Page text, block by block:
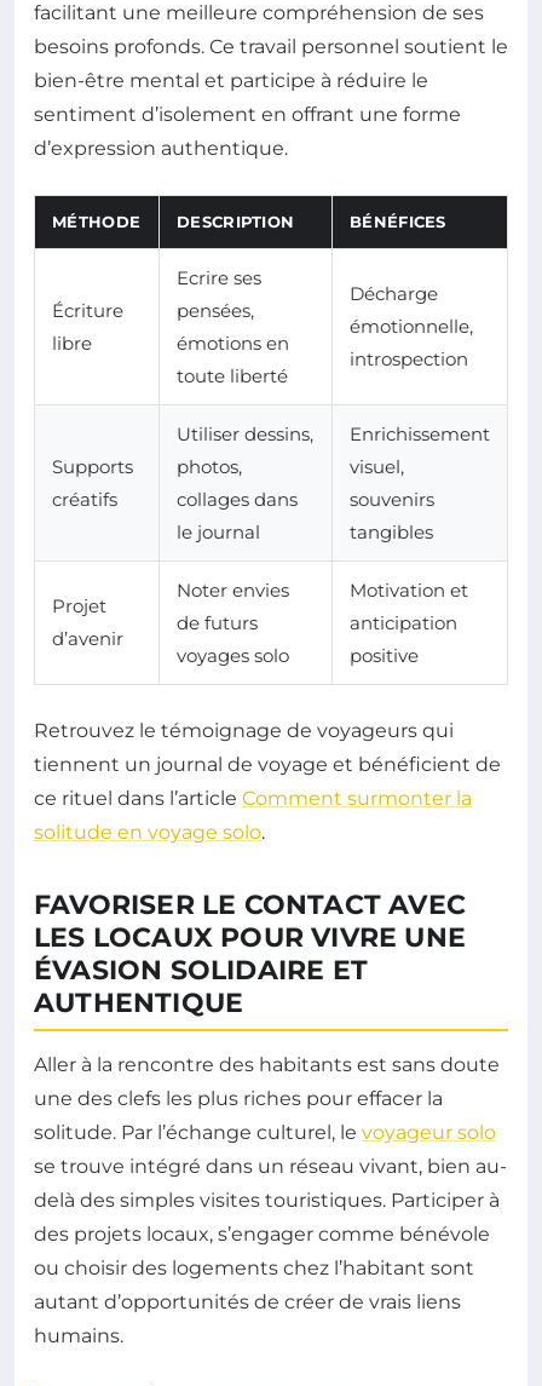
facilitant une meilleure compréhension de ses
besoins profonds. Ce travail personnel soutient le
bien-être mental et participe à réduire le
sentiment d’isolement en offrant une forme
d’expression authentique.
MÉTHODE DESCRIPTION BÉNÉFICES
Écriture
libre
Ecrire ses
pensées,
émotions en
toute liberté
Décharge
émotionnelle,
introspection
Supports
créatifs
Utiliser dessins,
photos,
collages dans
le journal
Enrichissement
visuel,
souvenirs
tangibles
Projet
d’avenir
Noter envies
de futurs
voyages solo
Motivation et
anticipation
positive
Retrouvez le témoignage de voyageurs qui
tiennent un journal de voyage et bénéficient de
ce rituel dans l’article Comment surmonter la
solitude en voyage solo.
FAVORISER LE CONTACT AVEC
LES LOCAUX POUR VIVRE UNE
ÉVASION SOLIDAIRE ET
AUTHENTIQUE
Aller à la rencontre des habitants est sans doute
une des clefs les plus riches pour effacer la
solitude. Par l’échange culturel, le voyageur solo
se trouve intégré dans un réseau vivant, bien au-
delà des simples visites touristiques. Participer à
des projets locaux, s’engager comme bénévole
ou choisir des logements chez l’habitant sont
autant d’opportunités de créer de vrais liens
humains.